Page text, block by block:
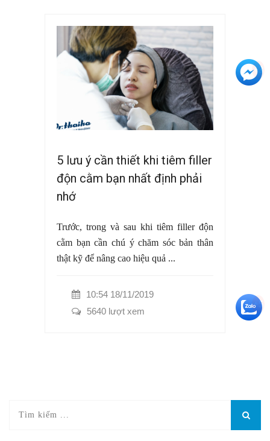
5 lưu ý cần thiết khi tiêm filler
độn cằm bạn nhất định phải
nhớ
Trước, trong và sau khi tiêm filler độn
cằm bạn cần chú ý chăm sóc bản thân
thật kỹ để nâng cao hiệu quả ...
10:54 18/11/2019
5640 lượt xem
+3
+5